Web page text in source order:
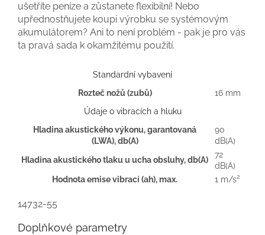
ušetříte peníze a zůstanete flexibilní! Nebo
upřednostňujete koupi výrobku se systémovým
akumulátorem? Ani to není problém - pak je pro vás
ta pravá sada k okamžitému použití.
Standardní vybavení
Rozteč nožů (zubů)
16 mm
Údaje o vibracích a hluku
Hladina akustického výkonu, garantovaná
(LWA), db(A)
90
dB(A)
Hladina akustického tlaku u ucha obsluhy, db(A)
72
dB(A)
Hodnota emise vibrací (ah), max.
1 m/s²
14732-55
Doplňkové parametry